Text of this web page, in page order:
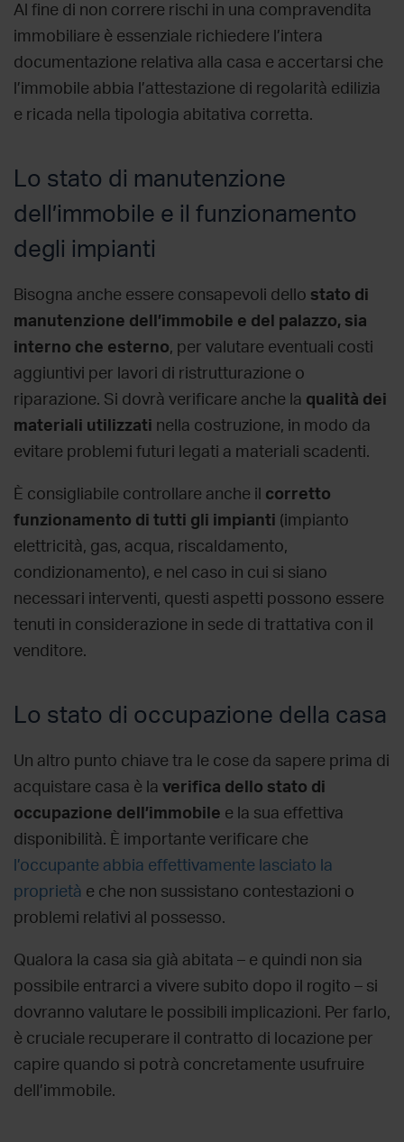
Al fine di non correre rischi in una compravendita
immobiliare è essenziale richiedere l’intera
documentazione relativa alla casa e accertarsi che
l’immobile abbia l’attestazione di regolarità edilizia
e ricada nella tipologia abitativa corretta.
Lo stato di manutenzione
dell’immobile e il funzionamento
degli impianti
Bisogna anche essere consapevoli dello stato di
manutenzione dell’immobile e del palazzo, sia
interno che esterno, per valutare eventuali costi
aggiuntivi per lavori di ristrutturazione o
riparazione. Si dovrà verificare anche la qualità dei
materiali utilizzati nella costruzione, in modo da
evitare problemi futuri legati a materiali scadenti.
È consigliabile controllare anche il corretto
funzionamento di tutti gli impianti (impianto
elettricità, gas, acqua, riscaldamento,
condizionamento), e nel caso in cui si siano
necessari interventi, questi aspetti possono essere
tenuti in considerazione in sede di trattativa con il
venditore.
Lo stato di occupazione della casa
Un altro punto chiave tra le cose da sapere prima di
acquistare casa è la verifica dello stato di
occupazione dell’immobile e la sua effettiva
disponibilità. È importante verificare che
l’occupante abbia effettivamente lasciato la
proprietà e che non sussistano contestazioni o
problemi relativi al possesso.
Qualora la casa sia già abitata – e quindi non sia
possibile entrarci a vivere subito dopo il rogito – si
dovranno valutare le possibili implicazioni. Per farlo,
è cruciale recuperare il contratto di locazione per
capire quando si potrà concretamente usufruire
dell’immobile.